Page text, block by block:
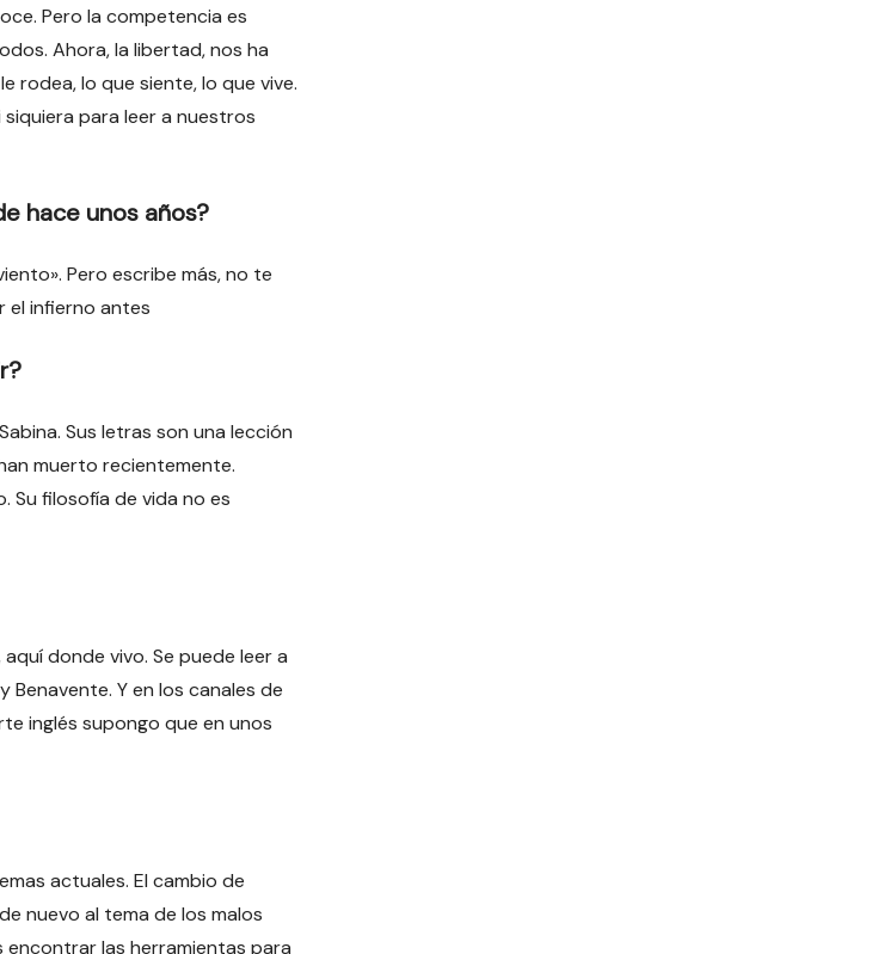
Pero la competencia es
Ahora, la libertad, nos ha
rodea, lo que siente, lo que vive.
para leer a nuestros
hace unos años?
Pero escribe más, no te
el infierno antes
Sus letras son una lección
muerto recientemente.
Su filosofía de vida no es
donde vivo. Se puede leer a
Y en los canales de
inglés supongo que en unos
actuales. El cambio de
nuevo al tema de los malos
las herramientas para